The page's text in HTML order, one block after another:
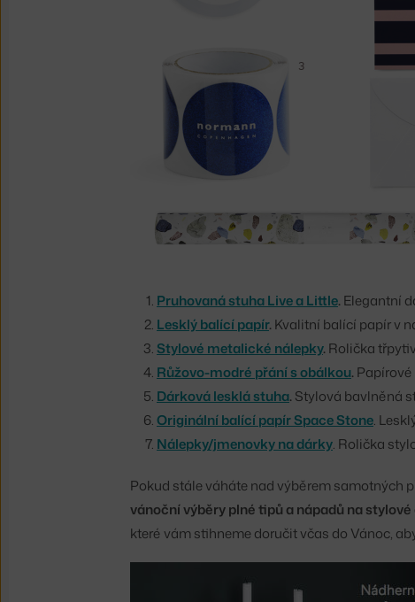
Pruhovaná stuha Live a Little. Elegantní
Lesklý balící papír. Kvalitní balící papír v
Stylové metalické nálepky. Rolička
Růžovo-modré přání s obálkou.
Dárková lesklá stuha. Stylová bavlněná
Originální balící papír Space Stone.
Nálepky/jmenovky na dárky. Rolička
Pokud stále váháte nad výběrem samotných
vánoční výběry plné tipů a nápadů na
které vám stihneme doručit včas do Vánoc,